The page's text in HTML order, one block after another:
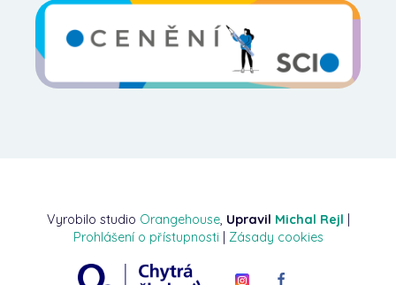
Vyrobilo studio Orangehouse, Upravil Michal Rejl |
Prohlášení o přístupnosti | Zásady cookies